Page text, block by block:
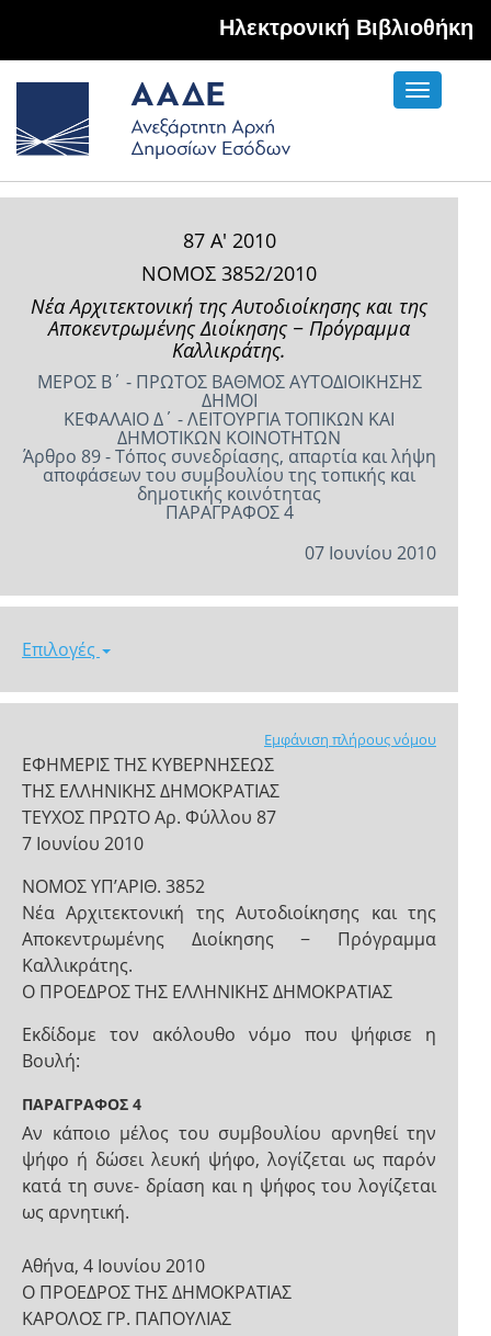
Hλεκτρονική Βιβλιοθήκη
Toggle
87 Α' 2010
ΝΟΜΟΣ 3852/2010
Νέα Αρχιτεκτονική της Αυτοδιοίκησης και της
Αποκεντρωμένης Διοίκησης − Πρόγραμμα
Καλλικράτης.
ΜΕΡΟΣ Β΄ - ΠΡΩΤΟΣ ΒΑΘΜΟΣ ΑΥΤΟΔΙΟΙΚΗΣΗΣ
ΔΗΜΟΙ
ΚΕΦΑΛΑΙΟ Δ΄ - ΛΕΙΤΟΥΡΓΙΑ ΤΟΠΙΚΩΝ ΚΑΙ
ΔΗΜΟΤΙΚΩΝ ΚΟΙΝΟΤΗΤΩΝ
Άρθρο 89 - Τόπος συνεδρίασης, απαρτία και λήψη
αποφάσεων του συμβουλίου της τοπικής και
δημοτικής κοινότητας
ΠΑΡΑΓΡΑΦΟΣ 4
07 Ιουνίου 2010
Επιλογές
Εμφάνιση πλήρους νόμου
ΕΦΗΜΕΡΙΣ ΤΗΣ ΚΥΒΕΡΝΗΣΕΩΣ
ΤΗΣ ΕΛΛΗΝΙΚΗΣ ΔΗΜΟΚΡΑΤΙΑΣ
ΤΕΥΧΟΣ ΠΡΩΤΟ Αρ. Φύλλου 87
7 Ιουνίου 2010
NOMOΣ ΥΠ’ΑΡΙΘ. 3852
Νέα Αρχιτεκτονική της Αυτοδιοίκησης και της
Αποκεντρωμένης Διοίκησης − Πρόγραμμα
Καλλικράτης.
Ο ΠΡΟΕΔΡΟΣ ΤΗΣ ΕΛΛΗΝΙΚΗΣ ΔΗΜΟΚΡΑΤΙΑΣ
Εκδίδομε τον ακόλουθο νόμο που ψήφισε η
Βουλή:
ΠΑΡΑΓΡΑΦΟΣ 4
Αν κάποιο μέλος του συμβουλίου αρνηθεί την
ψήφο ή δώσει λευκή ψήφο, λογίζεται ως παρόν
κατά τη συνε- δρίαση και η ψήφος του λογίζεται
ως αρνητική.
Αθήνα, 4 Ιουνίου 2010
Ο ΠΡΟΕΔΡΟΣ ΤΗΣ ΔΗΜΟΚΡΑΤΙΑΣ
ΚΑΡΟΛΟΣ ΓΡ. ΠΑΠΟΥΛΙΑΣ